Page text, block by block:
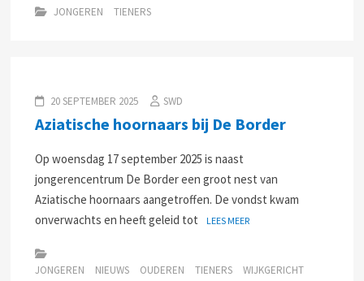
JONGEREN TIENERS
20 SEPTEMBER 2025 SWD
Aziatische hoornaars bij De Border
Op woensdag 17 september 2025 is naast
jongerencentrum De Border een groot nest van
Aziatische hoornaars aangetroffen. De vondst kwam
onverwachts en heeft geleid tot
LEES MEER
JONGEREN NIEUWS OUDEREN TIENERS WIJKGERICHT